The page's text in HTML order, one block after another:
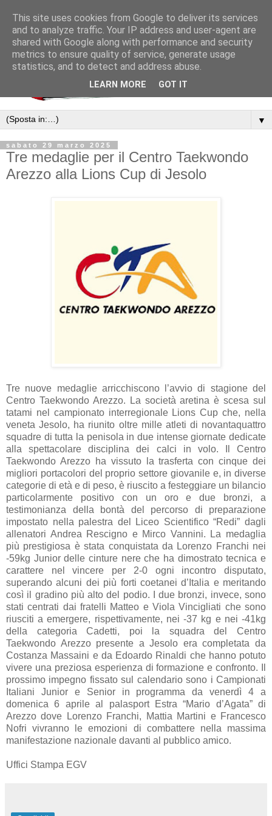
▼
sabato 29 marzo 2025
Tre medaglie per il Centro Taekwondo
Arezzo alla Lions Cup di Jesolo
Tre nuove medaglie arricchiscono l’avvio di stagione del
Centro Taekwondo Arezzo. La società aretina è scesa sul
tatami nel campionato interregionale Lions Cup che, nella
veneta Jesolo, ha riunito oltre mille atleti di novantaquattro
squadre di tutta la penisola in due intense giornate dedicate
alla spettacolare disciplina dei calci in volo. Il Centro
Taekwondo Arezzo ha vissuto la trasferta con cinque dei
migliori portacolori del proprio settore giovanile e, in diverse
categorie di età e di peso, è riuscito a festeggiare un bilancio
particolarmente positivo con un oro e due bronzi, a
testimonianza della bontà del percorso di preparazione
impostato nella palestra del Liceo Scientifico “Redi” dagli
allenatori Andrea Rescigno e Mirco Vannini. La medaglia
più prestigiosa è stata conquistata da Lorenzo Franchi nei
-59kg Junior delle cinture nere che ha dimostrato tecnica e
carattere nel vincere per 2-0 ogni incontro disputato,
superando alcuni dei più forti coetanei d’Italia e meritando
così il gradino più alto del podio. I due bronzi, invece, sono
stati centrati dai fratelli Matteo e Viola Vincigliati che sono
riusciti a emergere, rispettivamente, nei -37 kg e nei -41kg
della categoria Cadetti, poi la squadra del Centro
Taekwondo Arezzo presente a Jesolo era completata da
Costanza Massaini e da Edoardo Rinaldi che hanno potuto
vivere una preziosa esperienza di formazione e confronto. Il
prossimo impegno fissato sul calendario sono i Campionati
Italiani Junior e Senior in programma da venerdì 4 a
domenica 6 aprile al palasport Estra “Mario d’Agata” di
Arezzo dove Lorenzo Franchi, Mattia Martini e Francesco
Nofri vivranno le emozioni di combattere nella massima
manifestazione nazionale davanti al pubblico amico.
Uffici Stampa EGV
This site uses cookies from Google to deliver its services
and to analyze traffic. Your IP address and user-agent are
shared with Google along with performance and security
metrics to ensure quality of service, generate usage
statistics, and to detect and address abuse.
LEARN MORE GOT IT